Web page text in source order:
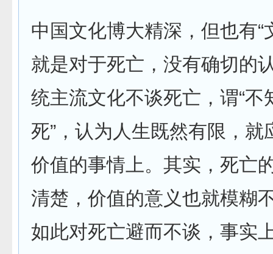
中国文化博大精深，但也有“
就是对于死亡，没有确切的
统主流文化不谈死亡，谓“不
死”，认为人生既然有限，就
价值的事情上。其实，死亡
清楚，价值的意义也就模糊
如此对死亡避而不谈，事实